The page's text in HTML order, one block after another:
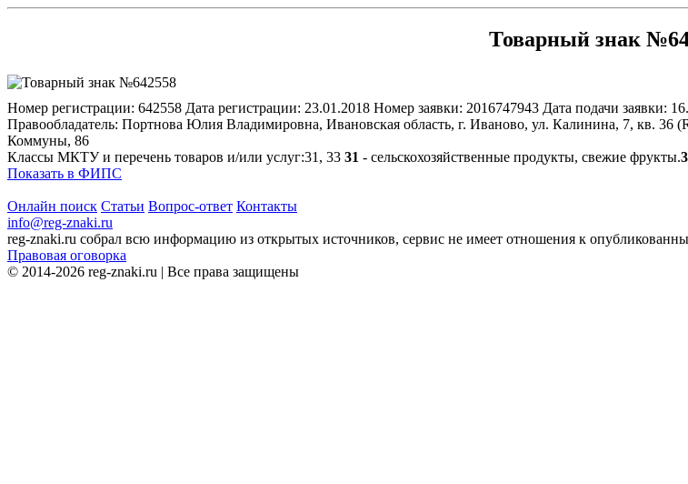
Товарный знак
Номер регистрации: 642558 Дата регистрации: 23.01.2018 Номер заявки: 2016747943 Дата подачи заявки:
Правообладатель: Портнова Юлия Владимировна, Ивановская область, г. Иваново, ул. Калинина, 7, кв. 36
Коммуны, 86
Классы МКТУ и перечень товаров и/или услуг:31, 33 31 - сельскохозяйственные продукты, свежие фрукты.
Показать в ФИПС
Онлайн поиск Статьи Вопрос-ответ Контакты
info@reg-znaki.ru
reg-znaki.ru собрал всю информацию из открытых источников, сервис не имеет отношения к
Правовая оговорка
© 2014-2026 reg-znaki.ru | Все права защищены